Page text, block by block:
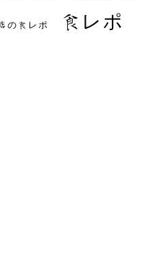
の食レポ 食レポ